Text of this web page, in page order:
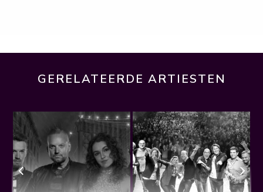
GERELATEERDE ARTIESTEN